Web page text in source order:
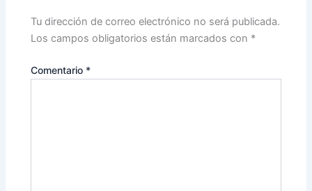
Tu dirección de correo electrónico no será publicada.
Los campos obligatorios están marcados con *
Comentario *